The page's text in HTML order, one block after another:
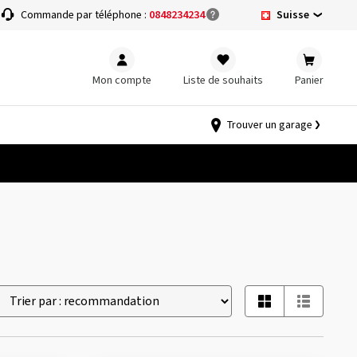
Commande par téléphone : 0848234234 Suisse
Mon compte Liste de souhaits Panier
Trouver un garage